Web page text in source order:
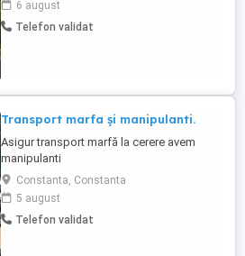
6 august
Telefon validat
Transport marfa și manipulanti.
Asigur transport marfă la cerere avem
manipulanti
Constanta, Constanta
5 august
Telefon validat